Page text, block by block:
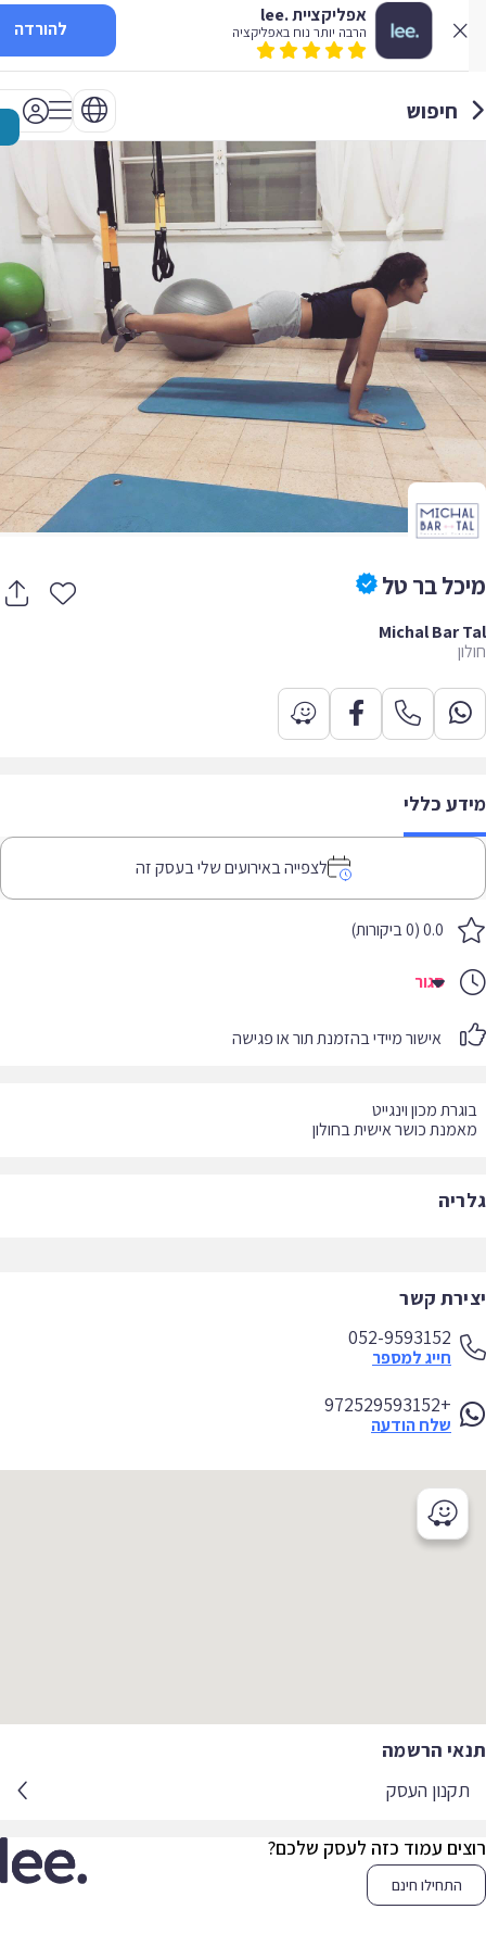
אפליקציית .lee
הרבה יותר נוח באפליקציה להורדה
חיפוש
בר טל
Michal Bar
כללי
לצפייה באירועים שלי בעסק זה
0.0 (0 ביקורות)
סגור
אישור מיידי בהזמנת תור או פגישה
כושר אישית בחולון
קשר
052-9593152
חייג למספר
+972529593152
שלח הודעה
הרשמה
תקנון העסק
עמוד כזה לעסק שלכם?
התחילו חינם